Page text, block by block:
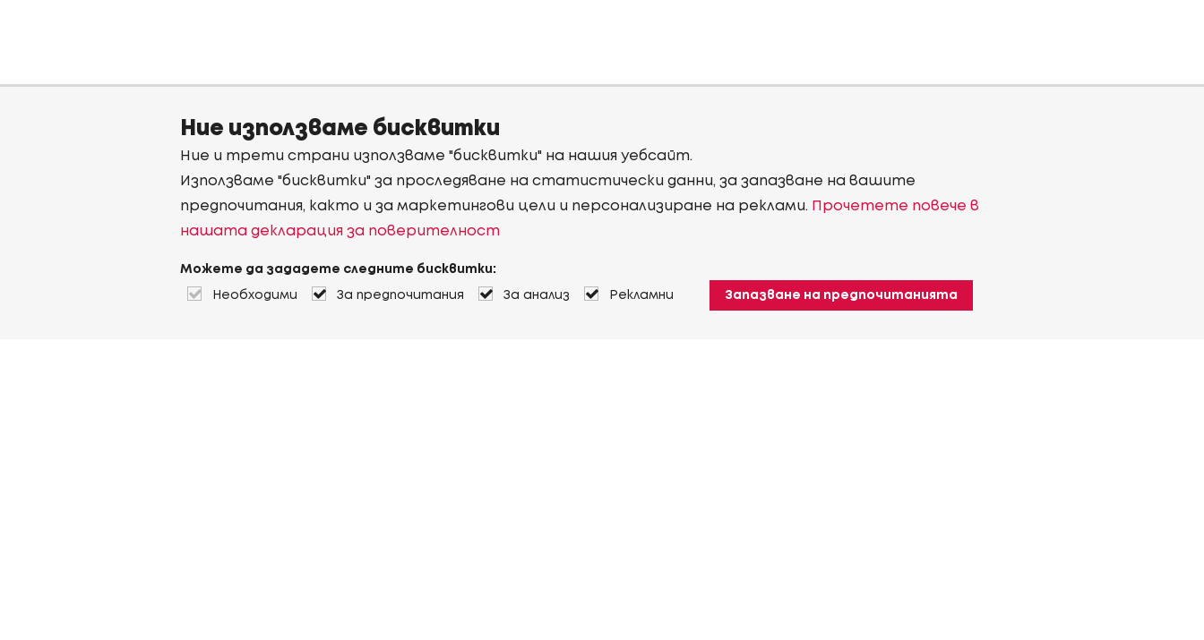
Ние използваме бисквитки
Ние и трети страни използваме "бисквитки" на нашия уебсайт.
Използваме "бисквитки" за проследяване на статистически данни, за запазване на вашите
предпочитания, както и за маркетингови цели и персонализиране на реклами. Прочетете повече в
нашата декларация за поверителност
Можете да зададете следните бисквитки:
Необходими За предпочитания За анализ Рекламни Запазване на предпочитанията